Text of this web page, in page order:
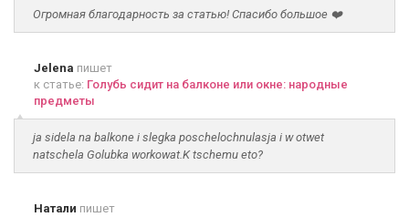
Огромная благодарность за статью! Спасибо большое ❤️
Jelena пишет
к статье: Голубь сидит на балконе или окне: народные
предметы
ja sidela na balkone i slegka poschelochnulasja i w otwet
natschela Golubka workowat.K tschemu eto?
Натали пишет